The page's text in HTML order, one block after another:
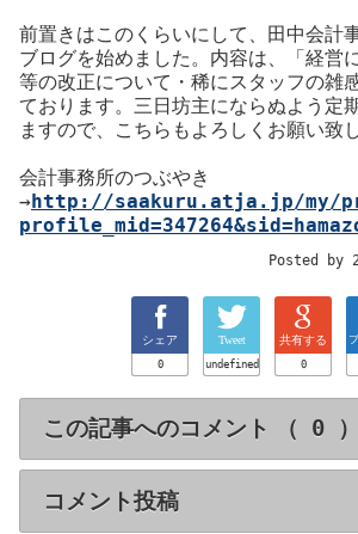
前置きはこのくらいにして、田中会計
ブログを始めました。内容は、「経営
等の改正について・稀にスタッフの雑
ております。三日坊主にならぬよう定
ますので、こちらもよろしくお願い致
会計事務所のつぶやき
→ http://saakuru.atja.jp/my/
Posted by
シェア
0
Tweet
undefined
共有する
0
この記事へのコメント （ ）
コメント投稿click to